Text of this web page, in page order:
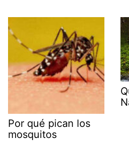
Por qué pican los
mosquitos